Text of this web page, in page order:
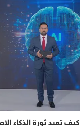
كيف تعيد ثورة الذكاء